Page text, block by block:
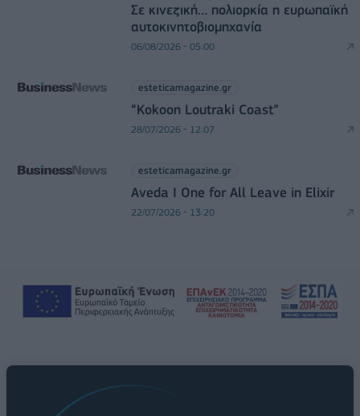
Σε κινεζική… πολιορκία η ευρωπαϊκή
αυτοκινητοβιομηχανία
06/08/2026 - 05:00
esteticamagazine.gr
“Kokoon Loutraki Coast”
28/07/2026 - 12:07
esteticamagazine.gr
Aveda I One for All Leave in Elixir
22/07/2026 - 13:20